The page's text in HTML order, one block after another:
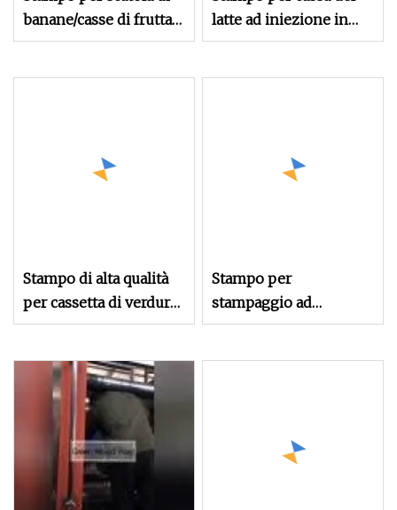
banane/casse di frutta
in plastica di alta
latte ad iniezione in
plastica/stampo per
Stampo di alta qualità
per cassetta di verdure
a iniezione di plastica
Stampo per
stampaggio ad
iniezione di plastica di